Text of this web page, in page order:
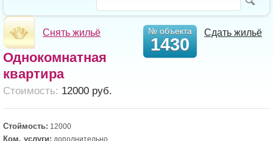
Снять жильё Сдать жильё
№ объекта
1430
Однокомнатная
квартира
Cтоимость: 12000 руб.
Стоймость: 12000
Ком. услуги: дополнительно